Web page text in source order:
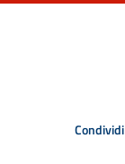
Condividi